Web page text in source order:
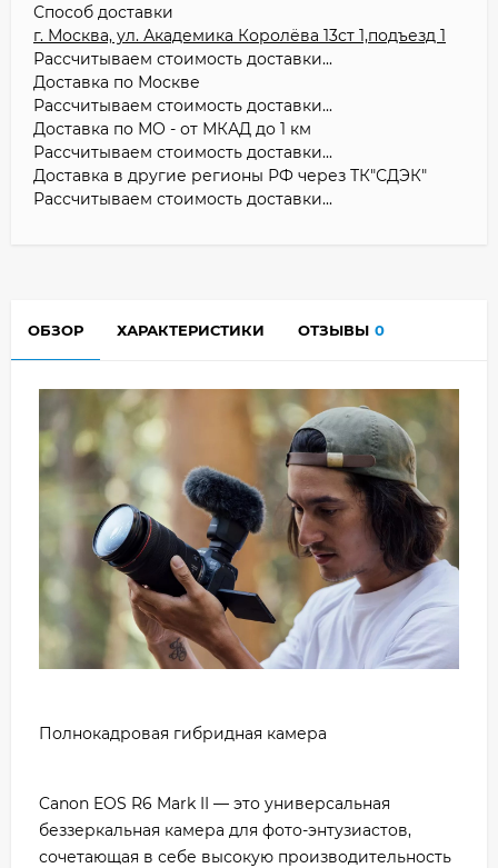
Способ доставки
г. Москва, ул. Академика Королёва 13ст 1,подъезд 1
Рассчитываем стоимость доставки...
Доставка по Москве
Рассчитываем стоимость доставки...
Доставка по МО - от МКАД до 1 км
Рассчитываем стоимость доставки...
Доставка в другие регионы РФ через ТК"СДЭК"
Рассчитываем стоимость доставки...
ОБЗОР ХАРАКТЕРИСТИКИ ОТЗЫВЫ 0
Полнокадровая гибридная камера
Canon EOS R6 Mark II — это универсальная
беззеркальная камера для фото-энтузиастов,
сочетающая в себе высокую производительность